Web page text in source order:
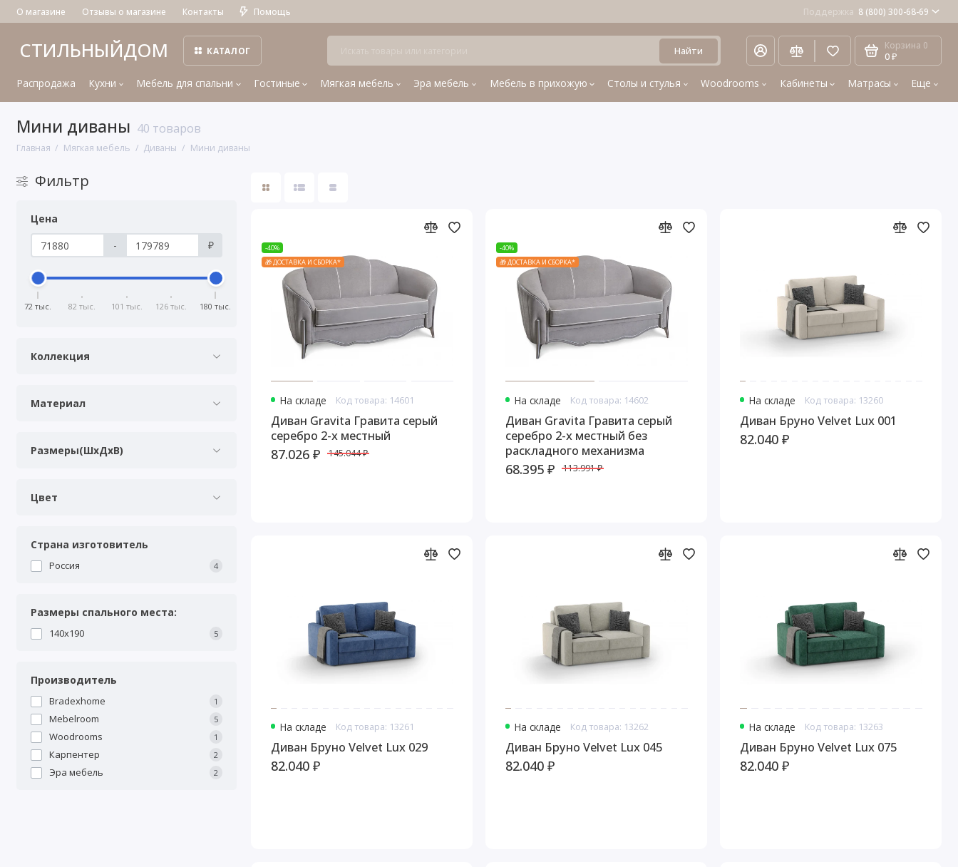
О магазине Отзывы о магазине Контакты Помощь Поддержка 8 (800) 300-68-69
СТИЛЬНЫЙДОМ КАТАЛОГ Найти Корзина 0
0 ₽
Распродажа Кухни Мебель для спальни Гостиные Мягкая мебель Эра мебель Мебель в прихожую Столы и стулья Woodrooms Кабинеты Матрасы Еще
Мини диваны 40 товаров
Главная Мягкая мебель Диваны Мини диваны
Фильтр
Цена
-
₽
72 тыс. 82 тыс. 101 тыс. 126 тыс. 180 тыс.
Коллекция
Материал
Размеры(ШхДхВ)
Цвет
Страна изготовитель
Россия 4
Размеры спального места:
140х190 5
Производитель
Bradexhome 1
Mebelroom 5
Woodrooms 1
Карпентер 2
Эра мебель 2
-40%
🎁 ДОСТАВКА И СБОРКА*
На складе Код товара: 14601
Диван Gravita Гравита серый
серебро 2-х местный
87.026 ₽ 145.044 ₽
-40%
🎁 ДОСТАВКА И СБОРКА*
На складе Код товара: 14602
Диван Gravita Гравита серый
серебро 2-х местный без
раскладного механизма
68.395 ₽ 113.991 ₽
На складе Код товара: 13260
Диван Бруно Velvet Lux 001
82.040 ₽
На складе Код товара: 13261
Диван Бруно Velvet Lux 029
82.040 ₽
На складе Код товара: 13262
Диван Бруно Velvet Lux 045
82.040 ₽
На складе Код товара: 13263
Диван Бруно Velvet Lux 075
82.040 ₽